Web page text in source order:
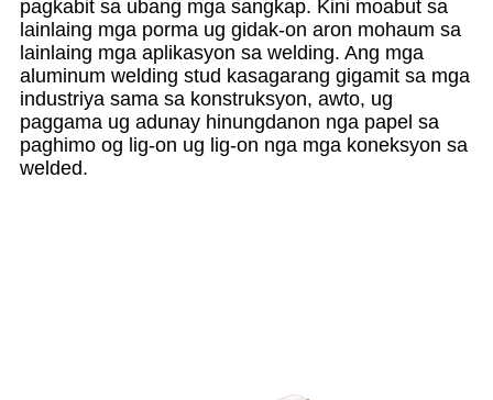
pagkabit sa ubang mga sangkap. Kini moabut sa
lainlaing mga porma ug gidak-on aron mohaum sa
lainlaing mga aplikasyon sa welding. Ang mga
aluminum welding stud kasagarang gigamit sa mga
industriya sama sa konstruksyon, awto, ug
paggama ug adunay hinungdanon nga papel sa
paghimo og lig-on ug lig-on nga mga koneksyon sa
welded.